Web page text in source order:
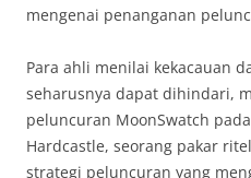
mengenai penanganan
Para ahli menilai kekacauan
seharusnya dapat dihindari,
peluncuran MoonSwatch
Hardcastle, seorang pakar
strategi peluncuran yang